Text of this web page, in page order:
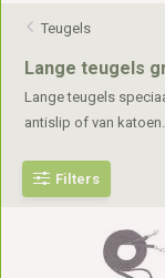
Teugels
Lange teugels
Lange teugels
antislip of van katoen.
Filters